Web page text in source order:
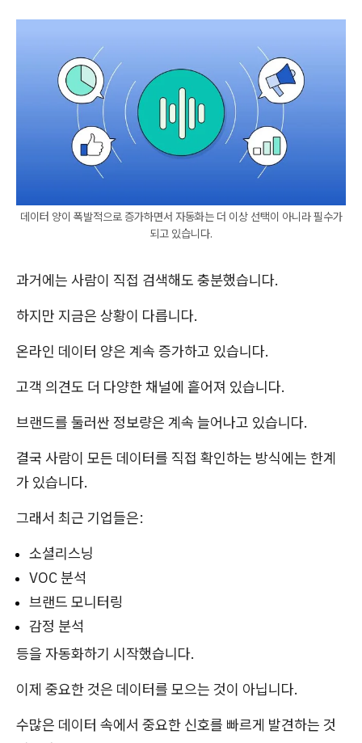
데이터 양이 폭발적으로 증가하면서 자동화는 더 이상 선택이 아니라 필수가
되고 있습니다.
과거에는 사람이 직접 검색해도 충분했습니다.
하지만 지금은 상황이 다릅니다.
온라인 데이터 양은 계속 증가하고 있습니다.
고객 의견도 더 다양한 채널에 흩어져 있습니다.
브랜드를 둘러싼 정보량은 계속 늘어나고 있습니다.
결국 사람이 모든 데이터를 직접 확인하는 방식에는 한계
가 있습니다.
그래서 최근 기업들은:
소셜리스닝
VOC 분석
브랜드 모니터링
감정 분석
등을 자동화하기 시작했습니다.
이제 중요한 것은 데이터를 모으는 것이 아닙니다.
수많은 데이터 속에서 중요한 신호를 빠르게 발견하는 것